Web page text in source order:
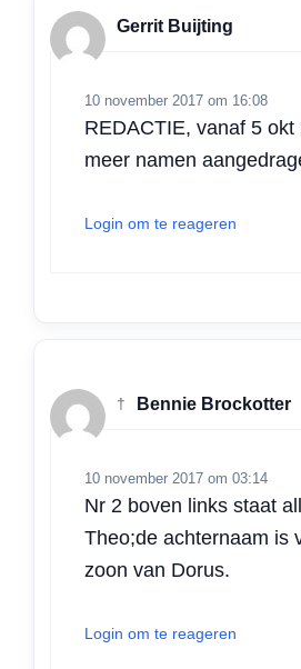
A
p
p
o
k
I
r
Gerrit Buijting
10 november 2017 om 16:08
REDACTIE, vanaf 5 okt
meer namen
Login om te reageren
† Bennie Brockotter
10 november 2017 om 03:14
Nr 2 boven links staat
Theo;de achternaam is
zoon van Dorus.
Login om te reageren